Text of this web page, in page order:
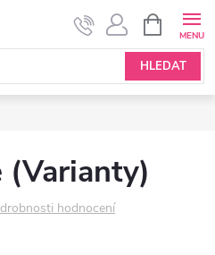
HLEDAT
NÁKUPNÍ
KOŠÍK
(Varianty)
hodnocení